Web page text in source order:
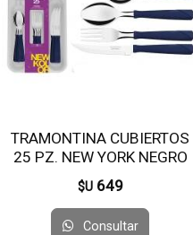
TRAMONTINA CUBIERTOS
25 PZ. NEW YORK NEGRO
23198/075
$U 649
Consultar